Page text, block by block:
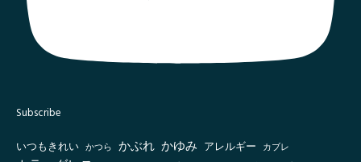
Subscribe
いつもきれい かつら かぶれ かゆみ アレルギー カブレ